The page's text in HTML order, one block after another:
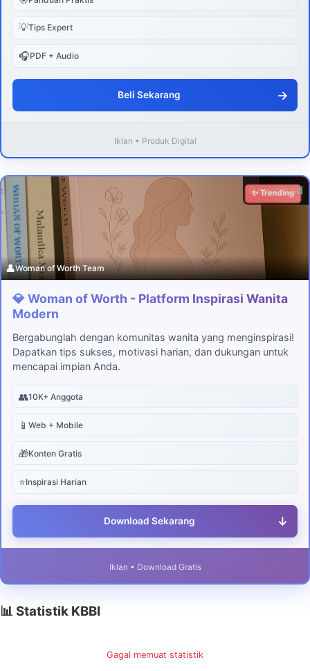
💡Tips Expert
🎧PDF + Audio
Beli Sekarang →
Iklan • Produk Digital
Download
✨ Trending
👤Woman of Worth Team
💎 Woman of Worth - Platform Inspirasi Wanita
Modern
Bergabunglah dengan komunitas wanita yang menginspirasi!
Dapatkan tips sukses, motivasi harian, dan dukungan untuk
mencapai impian Anda.
👥10K+ Anggota
📱 Web + Mobile
🎁Konten Gratis
⭐Inspirasi Harian
Download Sekarang ↓
Iklan • Download Gratis
📊 Statistik KBBI
Gagal memuat statistik